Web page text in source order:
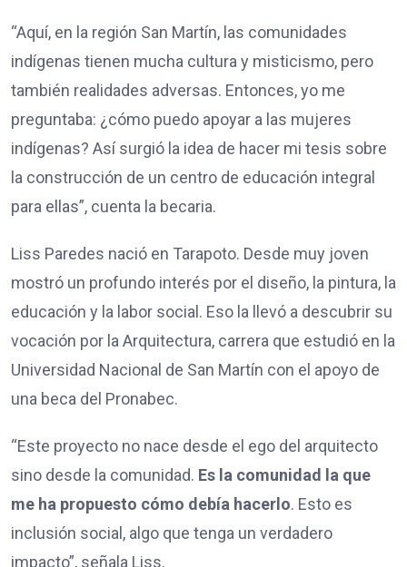
“Aquí, en la región San Martín, las comunidades
indígenas tienen mucha cultura y misticismo, pero
también realidades adversas. Entonces, yo me
preguntaba: ¿cómo puedo apoyar a las mujeres
indígenas? Así surgió la idea de hacer mi tesis sobre
la construcción de un centro de educación integral
para ellas”, cuenta la becaria.
Liss Paredes nació en Tarapoto. Desde muy joven
mostró un profundo interés por el diseño, la pintura, la
educación y la labor social. Eso la llevó a descubrir su
vocación por la Arquitectura, carrera que estudió en la
Universidad Nacional de San Martín con el apoyo de
una beca del Pronabec.
“Este proyecto no nace desde el ego del arquitecto
sino desde la comunidad. Es la comunidad la que
me ha propuesto cómo debía hacerlo. Esto es
inclusión social, algo que tenga un verdadero
impacto”, señala Liss.